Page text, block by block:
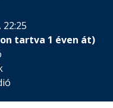
22:25
tartva 1 éven át)